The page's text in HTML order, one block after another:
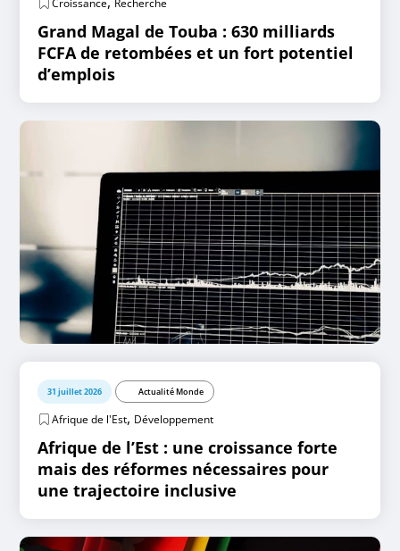
Croissance Recherche
Grand Magal de Touba : 630 milliards
FCFA de retombées et un fort potentiel
d’emplois
31 juillet 2026 Actualité Monde
Afrique de l'Est, Développement
Afrique de l’Est : une croissance forte
mais des réformes nécessaires pour
une trajectoire inclusive